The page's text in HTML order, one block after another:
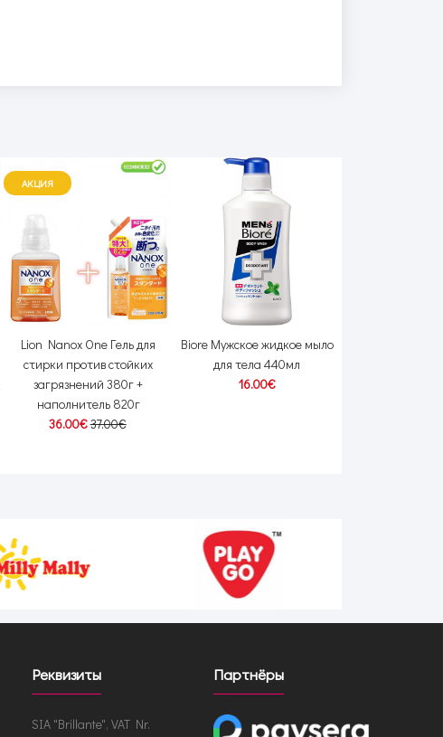
АКЦИЯ
Lion Nanox One Гель для
стирки против стойких
загрязнений 380г +
наполнитель 820г
36.00€37.00€
Biore Мужское жидкое мыло
для тела 440мл
16.00€
Реквизиты
SIA "Brillante", VAT Nr.
Партнёры